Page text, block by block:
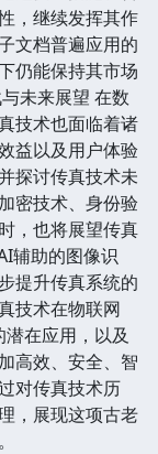
，继续发挥其作
文档普遍应用的
仍能保持其市场
未来展望 在数
技术也面临着诸
益以及用户体验
探讨传真技术未
密技术、身份验
，也将展望传真
辅助的图像识
提升传真系统的
技术在物联网
潜在应用，以及
高效、安全、智
对传真技术历
，展现这项古老